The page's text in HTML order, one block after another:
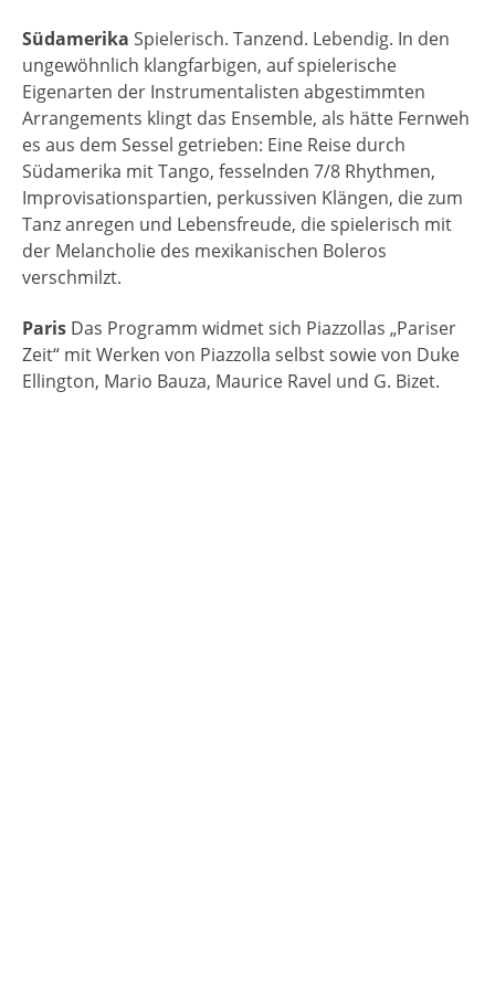
Südamerika Spielerisch. Tanzend. Lebendig. In den
ungewöhnlich klangfarbigen, auf spielerische
Eigenarten der Instrumentalisten abgestimmten
Arrangements klingt das Ensemble, als hätte Fernweh
es aus dem Sessel getrieben: Eine Reise durch
Südamerika mit Tango, fesselnden 7/8 Rhythmen,
Improvisationspartien, perkussiven Klängen, die zum
Tanz anregen und Lebensfreude, die spielerisch mit
der Melancholie des mexikanischen Boleros
verschmilzt.
Paris Das Programm widmet sich Piazzollas „Pariser
Zeit“ mit Werken von Piazzolla selbst sowie von Duke
Ellington, Mario Bauza, Maurice Ravel und G. Bizet.